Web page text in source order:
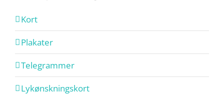
Kort
Plakater
Telegrammer
Lykønskningskort